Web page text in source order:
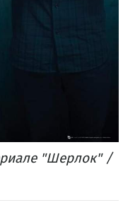
"Шерлок" /